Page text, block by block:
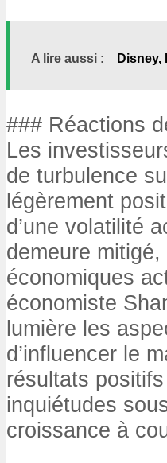
A lire aussi : Disney,
### Réactions
Les
de turbulence
légèrement
d’une volatilité
demeure
économiques
économiste
lumière les
d’influencer le
résultats
inquiétudes
croissance à